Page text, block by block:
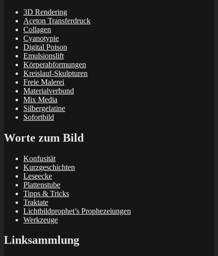
3D Rendering
Aceton Transferdruck
Collagen
Cyanotypie
Digital Poison
Emulsionslift
Körperabformungen
Kreislauf-Skulpturen
Freie Malerei
Materialverbund
Mix Media
Silbergelatine
Sofortbild
Worte zum Bild
Konfusität
Kurzgeschichten
Leseecke
Plattenstube
Tipps & Tricks
Traktate
Lichtbildprophet’s Prophezeiungen
Werkzeuge
Linksammlung